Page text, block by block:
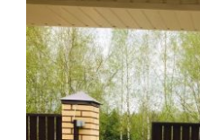
Ваш телефон*